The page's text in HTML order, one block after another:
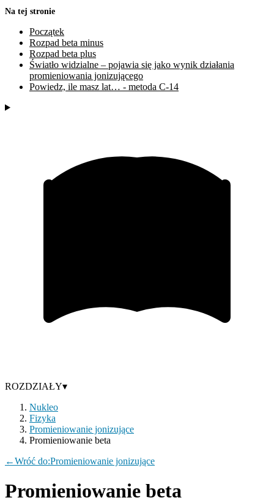
Na tej stronie
Początek
Rozpad beta minus
Rozpad beta plus
Światło widzialne – pojawia się jako wynik działania
promieniowania jonizującego
Powiedz, ile masz lat… - metoda C-14
ROZDZIAŁY▾
Nukleo
Fizyka
Promieniowanie jonizujące
Promieniowanie beta
←Wróć do:Promieniowanie jonizujące
Promieniowanie beta